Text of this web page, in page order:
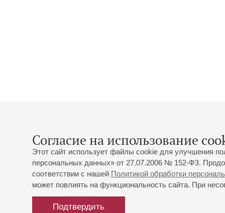
Согласие на использование
Этот сайт использует файлы cookie для улучшения
персональных данных» от 27.07.2006 № 152-ФЗ.
соответствии с нашей Политикой обработки
может повлиять на функциональность сайта. При
Подтвердить